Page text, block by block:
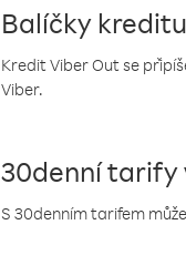
Balíčky kreditu
Kredit Viber Out se
Viber.
30denní tarify
S 30denním tarifem